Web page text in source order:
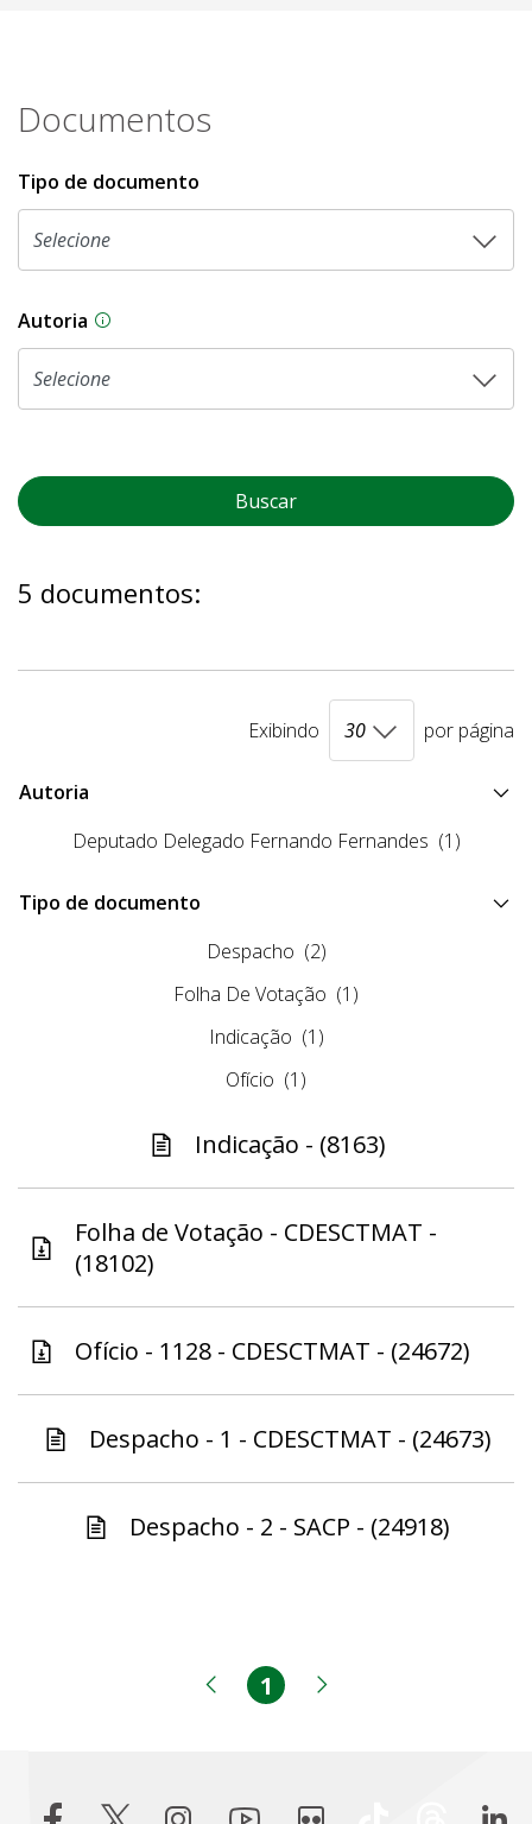
Documentos
Tipo de documento
Autoria As proposições legislativas na CLDF podem
Buscar
5 documentos:
Exibindo por página
Autoria
Deputado Delegado Fernando Fernandes (1)
Tipo de documento
Despacho (2)
Folha De Votação (1)
Indicação (1)
Ofício (1)
Indicação - (8163)
Folha de Votação - CDESCTMAT -
(18102)
Ofício - 1128 - CDESCTMAT - (24672)
Despacho - 1 - CDESCTMAT - (24673)
Despacho - 2 - SACP - (24918)
Página anterior
Página
1